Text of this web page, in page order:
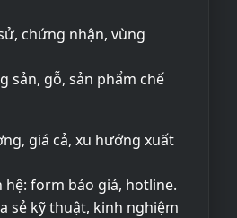
chứng nhận, vùng
sản, gỗ, sản phẩm chế
giá cả, xu hướng xuất
form báo giá, hotline.
sẻ kỹ thuật, kinh nghiệm